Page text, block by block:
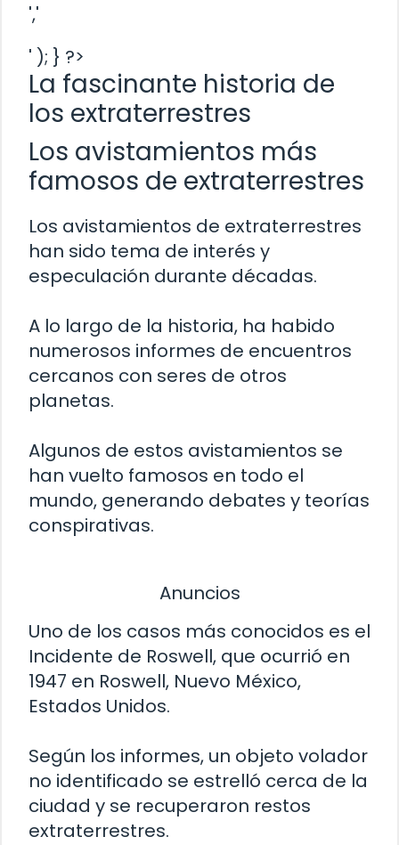
','
' ); } ?>
La fascinante historia de
los extraterrestres
Los avistamientos más
famosos de extraterrestres
Los avistamientos de extraterrestres
han sido tema de interés y
especulación durante décadas.
A lo largo de la historia, ha habido
numerosos informes de encuentros
cercanos con seres de otros
planetas.
Algunos de estos avistamientos se
han vuelto famosos en todo el
mundo, generando debates y teorías
conspirativas.
Anuncios
Uno de los casos más conocidos es el
Incidente de Roswell, que ocurrió en
1947 en Roswell, Nuevo México,
Estados Unidos.
Según los informes, un objeto volador
no identificado se estrelló cerca de la
ciudad y se recuperaron restos
extraterrestres.